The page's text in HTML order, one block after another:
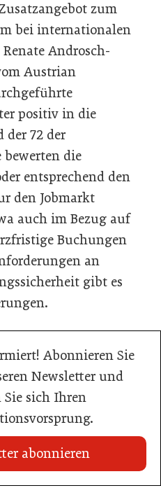
zum
bei internationalen
Androsch-
Austrian
positiv in die
72 der
bewerten die
entsprechend den
den Jobmarkt
auch im Bezug auf
Buchungen
an
gibt es
Abonnieren Sie
Newsletter und
Sie sich Ihren
abonnieren